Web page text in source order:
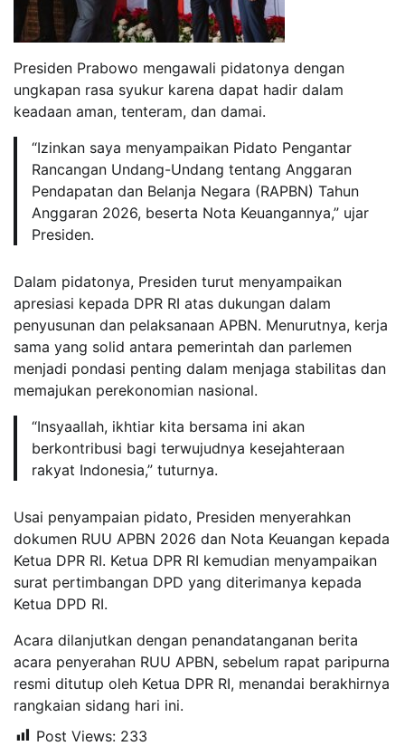
Presiden Prabowo mengawali pidatonya dengan
ungkapan rasa syukur karena dapat hadir dalam
keadaan aman, tenteram, dan damai.
“Izinkan saya menyampaikan Pidato Pengantar
Rancangan Undang-Undang tentang Anggaran
Pendapatan dan Belanja Negara (RAPBN) Tahun
Anggaran 2026, beserta Nota Keuangannya,” ujar
Presiden.
Dalam pidatonya, Presiden turut menyampaikan
apresiasi kepada DPR RI atas dukungan dalam
penyusunan dan pelaksanaan APBN. Menurutnya, kerja
sama yang solid antara pemerintah dan parlemen
menjadi pondasi penting dalam menjaga stabilitas dan
memajukan perekonomian nasional.
“Insyaallah, ikhtiar kita bersama ini akan
berkontribusi bagi terwujudnya kesejahteraan
rakyat Indonesia,” tuturnya.
Usai penyampaian pidato, Presiden menyerahkan
dokumen RUU APBN 2026 dan Nota Keuangan kepada
Ketua DPR RI. Ketua DPR RI kemudian menyampaikan
surat pertimbangan DPD yang diterimanya kepada
Ketua DPD RI.
Acara dilanjutkan dengan penandatanganan berita
acara penyerahan RUU APBN, sebelum rapat paripurna
resmi ditutup oleh Ketua DPR RI, menandai berakhirnya
rangkaian sidang hari ini.
Post Views: 233